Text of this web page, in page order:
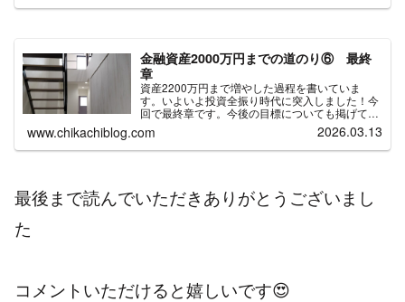
金融資産2000万円までの道のり⑥ 最終
章
資産2200万円まで増やした過程を書いていま
す。いよいよ投資全振り時代に突入しました！今
回で最終章です。今後の目標についても掲げてい
www.chikachiblog.com 2026.03.13
最後まで読んでいただきありがとうございまし
た
コメントいただけると嬉しいです😍